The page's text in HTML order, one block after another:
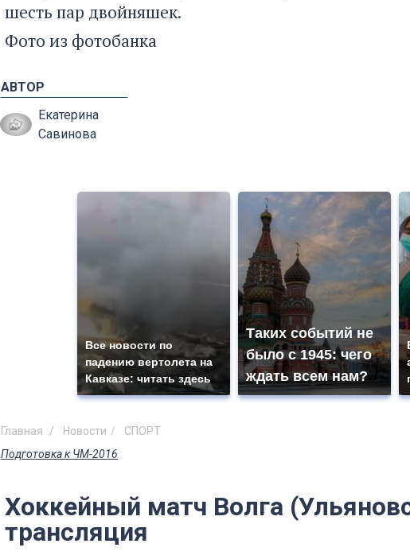
шесть пар двойняшек.
Фото из фотобанка
АВТОР
Екатерина
Савинова
Все новости по
падению вертолета на
Кавказе: читать здесь
Таких событий не
было с 1945: чего
ждать всем нам?
Главная Новости СПОРТ
Подготовка к ЧМ-2016
Хоккейный матч Волга
трансляция